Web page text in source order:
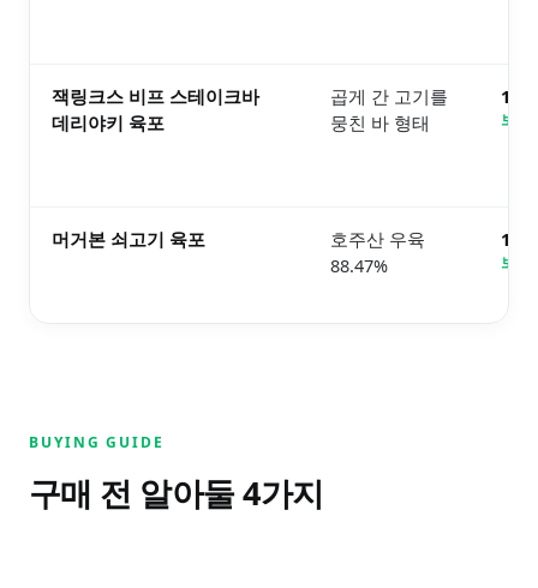
잭링크스 비프 스테이크바
데리야키 육포
곱게 간 고기를
뭉친 바 형태
1.8
보러
머거본 쇠고기 육포
호주산 우육
88.47%
1.2
보러
BUYING GUIDE
구매 전 알아둘4가지